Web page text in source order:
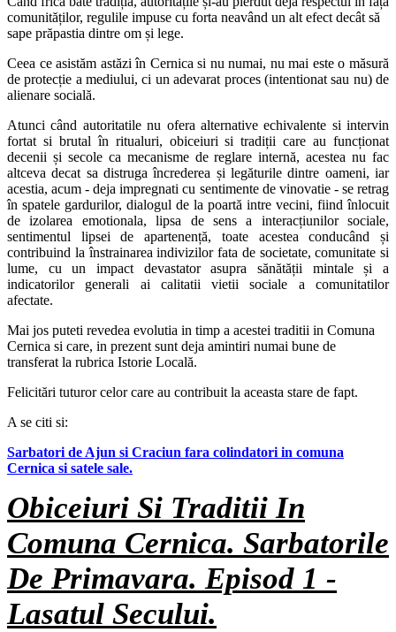
comunităților, regulile impuse cu forta neavând un alt efect decât să
sape prăpastia dintre om și lege.
Ceea ce asistăm astăzi în Cernica si nu numai, nu mai este o măsură
de protecție a mediului, ci un adevarat proces (intentionat sau nu) de
alienare socială.
Atunci când autoritatile nu ofera alternative echivalente si intervin
fortat si brutal în ritualuri, obiceiuri si tradiții care au funcționat
decenii și secole ca mecanisme de reglare internă, acestea nu fac
altceva decat sa distruga încrederea și legăturile dintre oameni, iar
acestia, acum - deja impregnati cu sentimente de vinovatie - se retrag
în spatele gardurilor, dialogul de la poartă intre vecini, fiind înlocuit
de izolarea emotionala, lipsa de sens a interacțiunilor sociale,
sentimentul lipsei de apartenență, toate acestea conducând și
contribuind la înstrainarea indivizilor fata de societate, comunitate si
lume, cu un impact devastator asupra sănătății mintale și a
indicatorilor generali ai calitatii vietii sociale a comunitatilor
afectate.
Mai jos puteti revedea evolutia in timp a acestei traditii in Comuna
Cernica si care, in prezent sunt deja amintiri numai bune de
transferat la rubrica Istorie Locală.
Felicitări tuturor celor care au contribuit la aceasta stare de fapt.
A se citi si:
Sarbatori de Ajun si Craciun fara colindatori in comuna
Cernica si satele sale.
Obiceiuri Si Traditii In
Comuna Cernica. Sarbatorile
De Primavara. Episod 1 -
Lasatul Secului.